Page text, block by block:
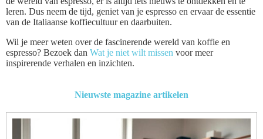
leren. Dus neem de tijd, geniet van je espresso en ervaar de essentie
van de Italiaanse koffiecultuur en daarbuiten.
Wil je meer weten over de fascinerende wereld van koffie en
espresso? Bezoek dan Wat je niet wilt missen voor meer
inspirerende verhalen en inzichten.
Nieuwste magazine artikelen